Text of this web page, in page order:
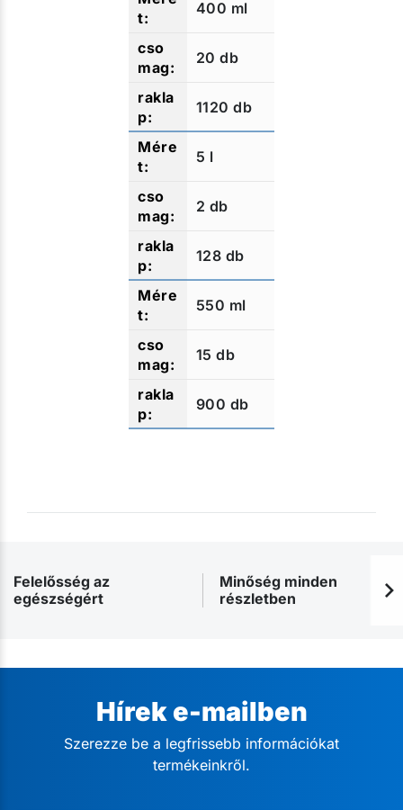
400 ml
20 db
1120 db
5 l
2 db
128 db
550 ml
15 db
900 db
Felelősség az
egészségért
Minőség minden
részletben
Hírek e-mailben
Szerezze be a legfrissebb információkat
termékeinkről.